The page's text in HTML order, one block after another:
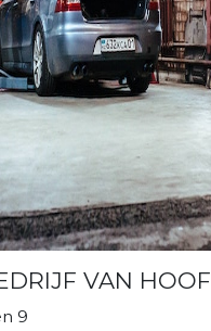
VAN HOOF
9